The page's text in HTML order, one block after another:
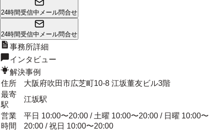
24時間受信中 メール問合せ
24時間受信中 メール問合せ
事務所詳細
インタビュー
解決事例
住所
大阪府吹田市広芝町10-8 江坂董友ビル3階
最寄
駅
江坂駅
営業
時間
平日 10:00〜20:00 / 土曜 10:00〜20:00 / 日曜 10:00〜
20:00 / 祝日 10:00〜20:00